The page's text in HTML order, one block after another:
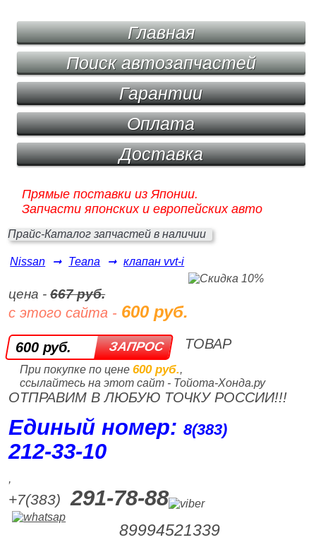
Главная
Поиск автозапчастей
Гарантии
Оплата
Доставка
Прямые поставки из Японии.
Запчасти японских и европейских авто
Прайс-Каталог запчастей в наличии
Nissan ➞ Teana ➞ клапан vvt-i
цена -667 руб.
с этого сайта - 600 руб.
600 руб.
При покупке по цене 600 руб.,
ссылайтесь на этот сайт - Тойота-Хонда.ру
ТОВАР
ОТПРАВИМ В ЛЮБУЮ ТОЧКУ РОССИИ!!!
Единый номер:8(383)
212‑33‑10
,
+7(383) 291-78-88
89994521339